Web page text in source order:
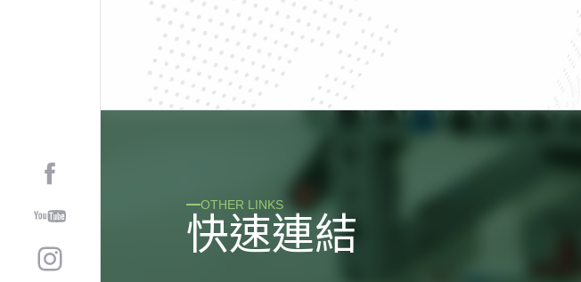
OTHER LINKS
快速連結